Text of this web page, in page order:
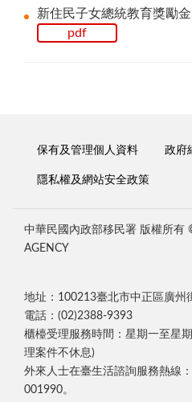
新住民子女總統教育獎勵
pdf
保有及管理個人資料 政府
隱私權及網站安全政策
中華民國內政部移民署 版權所有
AGENCY
地址：100213臺北市中正區廣州
電話：(02)2388-9393
櫃檯受理服務時間：星期一至星
理案件不休息)
外來人士在臺生活諮詢服務熱線
001990。